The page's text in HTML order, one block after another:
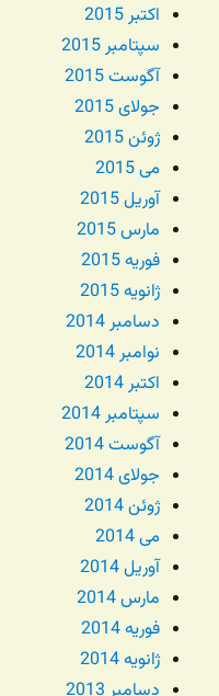
اکتبر 2015
سپتامبر 2015
آگوست 2015
جولای 2015
ژوئن 2015
می 2015
آوریل 2015
مارس 2015
فوریه 2015
ژانویه 2015
دسامبر 2014
نوامبر 2014
اکتبر 2014
سپتامبر 2014
آگوست 2014
جولای 2014
ژوئن 2014
می 2014
آوریل 2014
مارس 2014
فوریه 2014
ژانویه 2014